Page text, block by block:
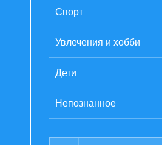
Спорт
Увлечения и хобби
Дети
Непознанное